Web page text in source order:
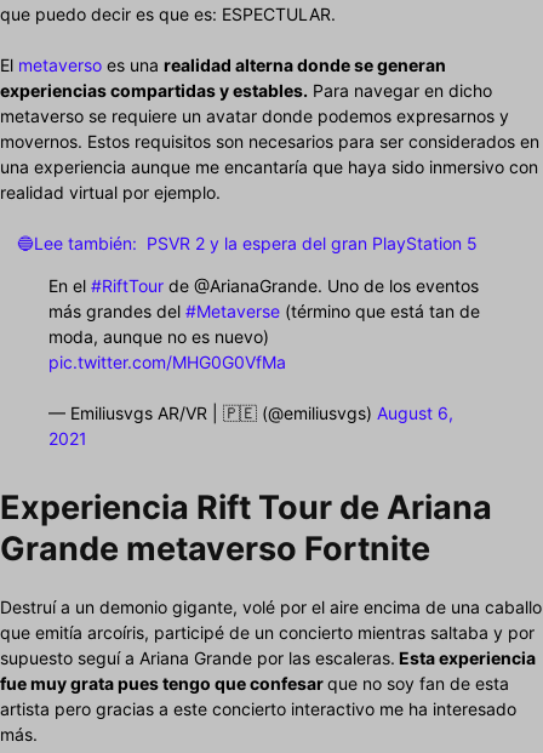
que puedo decir es que es: ESPECTULAR.
El metaverso es una realidad alterna donde se generan
experiencias compartidas y estables. Para navegar en dicho
metaverso se requiere un avatar donde podemos expresarnos y
movernos. Estos requisitos son necesarios para ser considerados en
una experiencia aunque me encantaría que haya sido inmersivo con
realidad virtual por ejemplo.
🔵Lee también: PSVR 2 y la espera del gran PlayStation 5
En el #RiftTour de @ArianaGrande. Uno de los eventos
más grandes del #Metaverse (término que está tan de
moda, aunque no es nuevo)
pic.twitter.com/MHG0G0VfMa
— Emiliusvgs AR/VR | 🇵🇪 (@emiliusvgs) August 6,
2021
Experiencia Rift Tour de Ariana
Grande metaverso Fortnite
Destruí a un demonio gigante, volé por el aire encima de una caballo
que emitía arcoíris, participé de un concierto mientras saltaba y por
supuesto seguí a Ariana Grande por las escaleras. Esta experiencia
fue muy grata pues tengo que confesarque no soy fan de esta
artista pero gracias a este concierto interactivo me ha interesado
más.